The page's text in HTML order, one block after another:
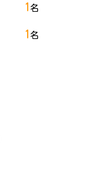
1 名
1 名